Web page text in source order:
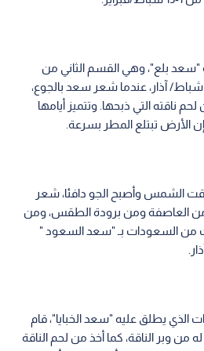
بلع"، وهي القسم الثاني من
السعودات وتمتد من 13- 25 شباط/ آذار، عندما شعر سعد بالجوع،
ناقته التي ذبحها. وتتميز أيامها
الأرض تبتلع المطر بسرعة.
الشمس وأصبح الجو دافئا، شعر
من العاصفة ومن برودة الطقس، ومن
من السعودات بـ "سعد السعود "
الذي يطلق عليه "سعد الخبايا"، قام
وبر الناقة، كما أخذ من لحم الناقة